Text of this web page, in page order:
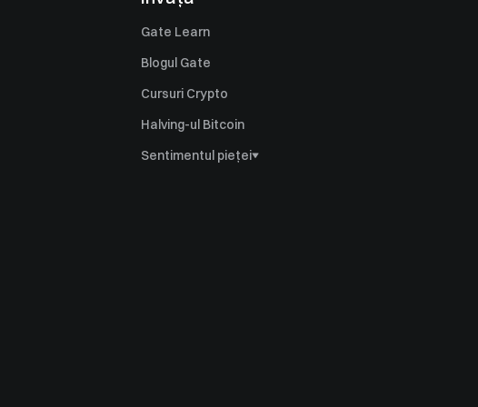
Gate Learn
Blogul Gate
Cursuri Crypto
Halving-ul Bitcoin
Sentimentul pieței